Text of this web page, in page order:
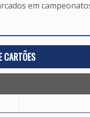
em
CARTÕES